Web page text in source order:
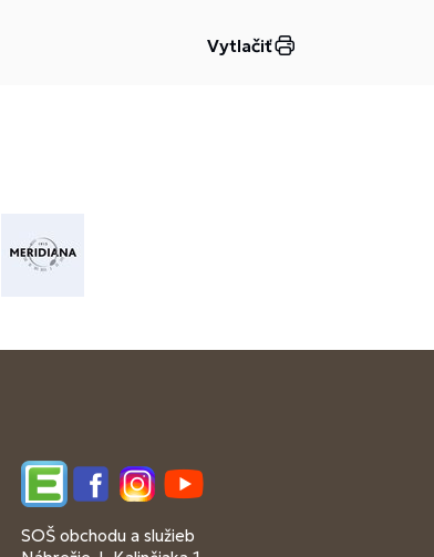
Vytlačiť
EdupageFacebookInstagramYouTube
SOŠ obchodu a služieb